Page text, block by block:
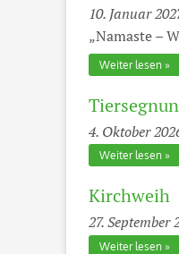
10. Januar
„Namaste –
Weiter lesen
4. Oktober
Weiter lesen
Kirchweih
27. September
Weiter lesen